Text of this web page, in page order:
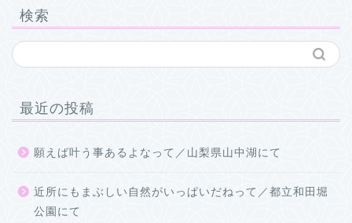
検索
最近の投稿
願えば叶う事あるよなって／山梨県山中湖にて
近所にもまぶしい自然がいっぱいだねって／都立和田堀
公園にて